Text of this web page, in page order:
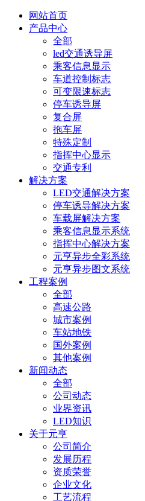
网站首页
产品中心
全部
led交通诱导屏
乘客信息显示
车道控制标志
可变限速标志
停车诱导屏
复合屏
拖车屏
特殊定制
指挥中心显示
交通专利
解决方案
LED交通解决方案
停车诱导解决方案
车载屏解决方案
乘客信息显示系统
指挥中心解决方案
元亨异步全彩系统
元亨异步图文系统
工程案例
全部
高速公路
城市案例
车站地铁
国外案例
其他案例
新闻动态
全部
公司动态
业界资讯
LED知识
关于元亨
公司简介
发展历程
资质荣誉
企业文化
工艺流程